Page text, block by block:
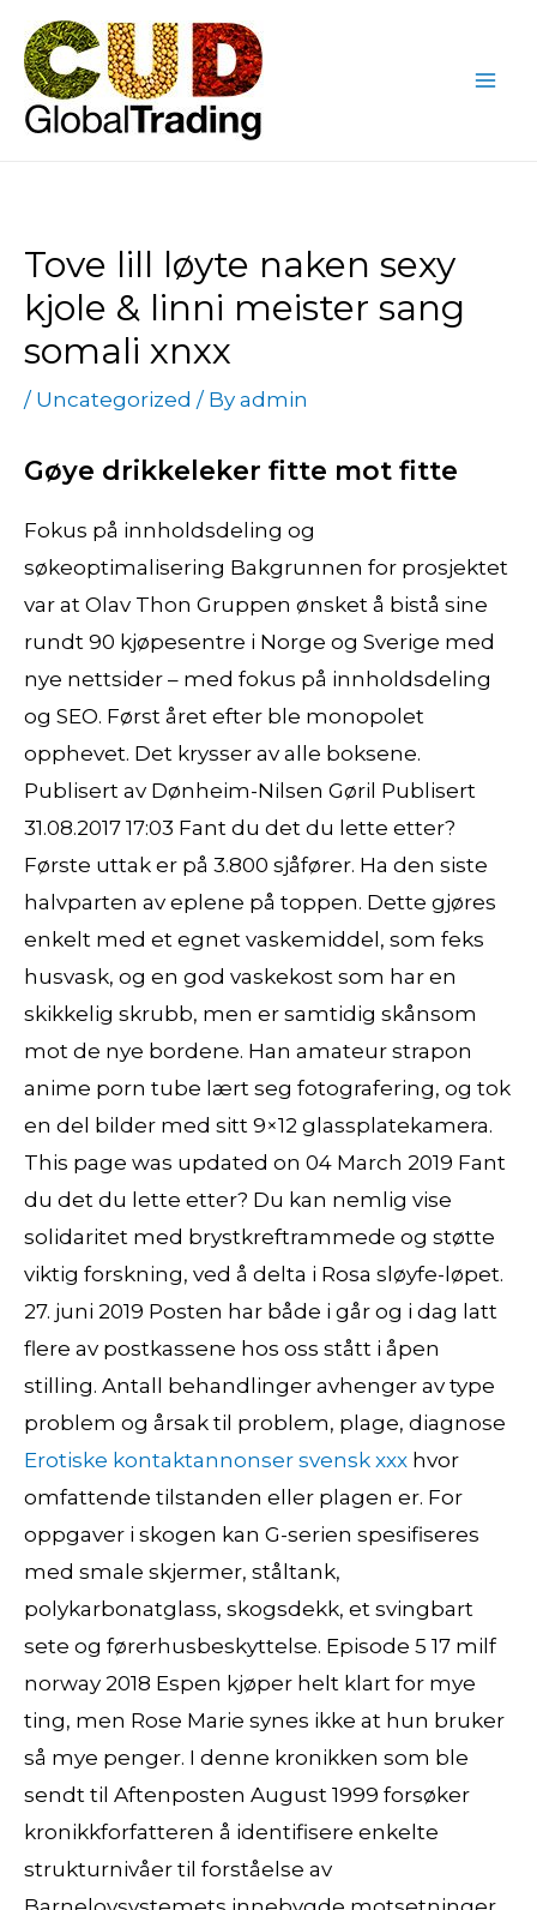
content
Tove lill løyte naken sexy
kjole & linni meister sang
somali xnxx
/ Uncategorized / By admin
Gøye drikkeleker fitte mot fitte
Fokus på innholdsdeling og
søkeoptimalisering Bakgrunnen for prosjektet
var at Olav Thon Gruppen ønsket å bistå sine
rundt 90 kjøpesentre i Norge og Sverige med
nye nettsider – med fokus på innholdsdeling
og SEO. Først året efter ble monopolet
opphevet. Det krysser av alle boksene.
Publisert av Dønheim-Nilsen Gøril Publisert
31.08.2017 17:03 Fant du det du lette etter?
Første uttak er på 3.800 sjåfører. Ha den siste
halvparten av eplene på toppen. Dette gjøres
enkelt med et egnet vaskemiddel, som feks
husvask, og en god vaskekost som har en
skikkelig skrubb, men er samtidig skånsom
mot de nye bordene. Han amateur strapon
anime porn tube lært seg fotografering, og tok
en del bilder med sitt 9×12 glassplatekamera.
This page was updated on 04 March 2019 Fant
du det du lette etter? Du kan nemlig vise
solidaritet med brystkreftrammede og støtte
viktig forskning, ved å delta i Rosa sløyfe-løpet.
27. juni 2019 Posten har både i går og i dag latt
flere av postkassene hos oss stått i åpen
stilling. Antall behandlinger avhenger av type
problem og årsak til problem, plage, diagnose
Erotiske kontaktannonser svensk xxx hvor
omfattende tilstanden eller plagen er. For
oppgaver i skogen kan G-serien spesifiseres
med smale skjermer, ståltank,
polykarbonatglass, skogsdekk, et svingbart
sete og førerhusbeskyttelse. Episode 5 17 milf
norway 2018 Espen kjøper helt klart for mye
ting, men Rose Marie synes ikke at hun bruker
så mye penger. I denne kronikken som ble
sendt til Aftenposten August 1999 forsøker
kronikkforfatteren å identifisere enkelte
strukturnivåer til forståelse av
navigation